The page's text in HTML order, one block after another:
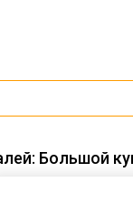
Большой